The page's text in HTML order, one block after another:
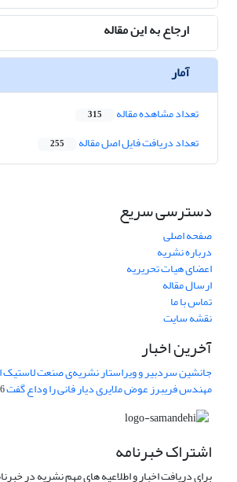
ارجاع به این مقاله
آمار
تعداد مشاهده مقاله 315
تعداد دریافت فایل اصل مقاله 255
دسترسی سریع
صفحه اصلی
درباره نشریه
اعضای هیات تحریریه
ارسال مقاله
تماس با ما
نقشه سایت
آخرین اخبار
جانشین سردبیر و ویراستار نشریه‌ی صنعت لاستیک
مهندس فریبرز عوض ملایری دیار فانی را وداع گفت
اشتراک خبرنامه
برای دریافت اخبار و اطلاعیه های مهم نشریه در